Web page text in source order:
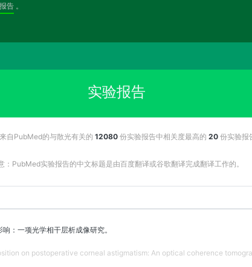
告 。
实验报告
自PubMed的与散光有关的 12080份实验报告中相关度最高的 20份实验报
：PubMed实验报告的中文标题是由百度翻译或谷歌翻译完成翻译工作的。
：一项光学相干层析成像研究。
on postoperative corneal astigmatism: An optical coherence